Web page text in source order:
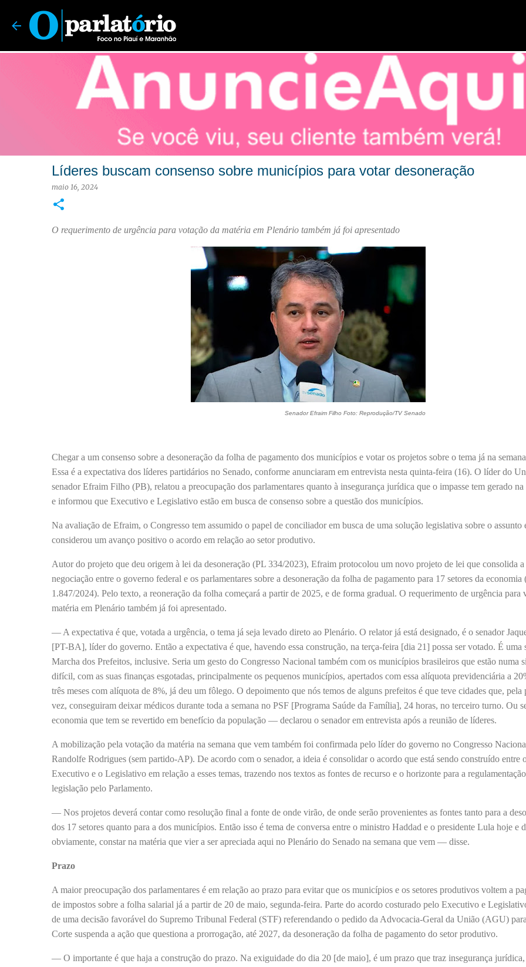
O Parlatório | Foco no Piauí e Maranhão
Líderes buscam consenso sobre municípios para votar desoneração
maio 16, 2024
O requerimento de urgência para votação da matéria em Plenário também já foi apresentado
Senador Efraim Filho Foto: Reprodução/TV Senado
Chegar a um consenso sobre a desoneração da folha de pagamento dos municípios e votar os projetos sobre o tema já na
Essa é a expectativa dos líderes partidários no Senado, conforme anunciaram em entrevista nesta quinta-feira (16). O líder do
senador Efraim Filho (PB), relatou a preocupação dos parlamentares quanto à insegurança jurídica que o impasse tem gerado na
e informou que Executivo e Legislativo estão em busca de consenso sobre a questão dos municípios.
Na avaliação de Efraim, o Congresso tem assumido o papel de conciliador em busca de uma solução legislativa sobre o assunto
considerou um avanço positivo o acordo em relação ao setor produtivo.
Autor do projeto que deu origem à lei da desoneração (PL 334/2023), Efraim protocolou um novo projeto de lei que consolida a
negociação entre o governo federal e os parlamentares sobre a desoneração da folha de pagamento para 17 setores da economia
1.847/2024). Pelo texto, a reoneração da folha começará a partir de 2025, e de forma gradual. O requerimento de urgência para
matéria em Plenário também já foi apresentado.
— A expectativa é que, votada a urgência, o tema já seja levado direto ao Plenário. O relator já está designado, é o senador
[PT-BA], líder do governo. Então a expectativa é que, havendo essa construção, na terça-feira [dia 21] possa ser votado. É uma
Marcha dos Prefeitos, inclusive. Seria um gesto do Congresso Nacional também com os municípios brasileiros que estão numa
difícil, com as suas finanças esgotadas, principalmente os pequenos municípios, apertados com essa alíquota previdenciária a
três meses com alíquota de 8%, já deu um fôlego. O depoimento que nós temos de alguns prefeitos é que teve cidades que, pela
vez, conseguiram deixar médicos durante toda a semana no PSF [Programa Saúde da Família], 24 horas, no terceiro turno. Ou
economia que tem se revertido em benefício da população — declarou o senador em entrevista após a reunião de líderes.
A mobilização pela votação da matéria na semana que vem também foi confirmada pelo líder do governo no Congresso
Randolfe Rodrigues (sem partido-AP). De acordo com o senador, a ideia é consolidar o acordo que está sendo construído entre
Executivo e o Legislativo em relação a esses temas, trazendo nos textos as fontes de recurso e o horizonte para a
legislação pelo Parlamento.
— Nos projetos deverá contar como resolução final a fonte de onde virão, de onde serão provenientes as fontes tanto para a
dos 17 setores quanto para a dos municípios. Então isso é tema de conversa entre o ministro Haddad e o presidente Lula hoje e
obviamente, constar na matéria que vier a ser apreciada aqui no Plenário do Senado na semana que vem — disse.
Prazo
A maior preocupação dos parlamentares é em relação ao prazo para evitar que os municípios e os setores produtivos voltem a
de impostos sobre a folha salarial já a partir de 20 de maio, segunda-feira. Parte do acordo costurado pelo Executivo e
de uma decisão favorável do Supremo Tribunal Federal (STF) referendando o pedido da Advocacia-Geral da União (AGU)
Corte suspenda a ação que questiona a prorrogação, até 2027, da desoneração da folha de pagamento do setor produtivo.
— O importante é que haja a construção do prazo. Na exiguidade do dia 20 [de maio], é um prazo que traz insegurança jurídica,